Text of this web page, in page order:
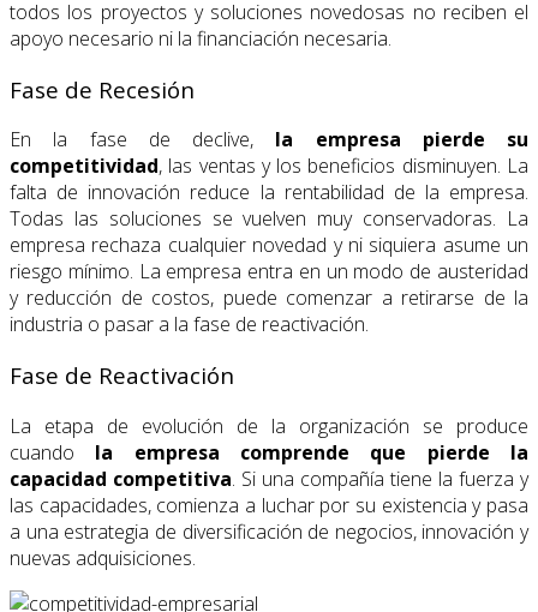
todos los proyectos y soluciones novedosas no reciben el
apoyo necesario ni la financiación necesaria.
Fase de Recesión
En la fase de declive, la empresa pierde su
competitividad, las ventas y los beneficios disminuyen. La
falta de innovación reduce la rentabilidad de la empresa.
Todas las soluciones se vuelven muy conservadoras. La
empresa rechaza cualquier novedad y ni siquiera asume un
riesgo mínimo. La empresa entra en un modo de austeridad
y reducción de costos, puede comenzar a retirarse de la
industria o pasar a la fase de reactivación.
Fase de Reactivación
La etapa de evolución de la organización se produce
cuando la empresa comprende que pierde la
capacidad competitiva. Si una compañía tiene la fuerza y
las capacidades, comienza a luchar por su existencia y pasa
a una estrategia de diversificación de negocios, innovación y
nuevas adquisiciones.